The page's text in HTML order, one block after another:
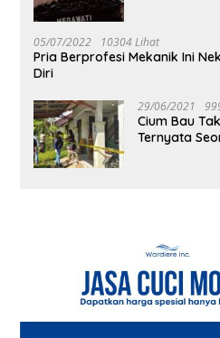
05/07/2022 10304 Lihat
Pria Berprofesi Mekanik Ini
Diri
29/06/2021
Cium Bau
Ternyata